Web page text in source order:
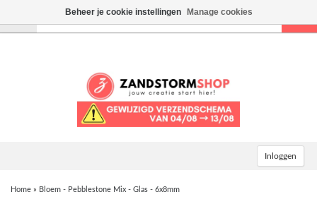
Inloggen
Home » Bloem - Pebblestone Mix - Glas - 6x8mm
Beheer je cookie instellingen Manage cookies